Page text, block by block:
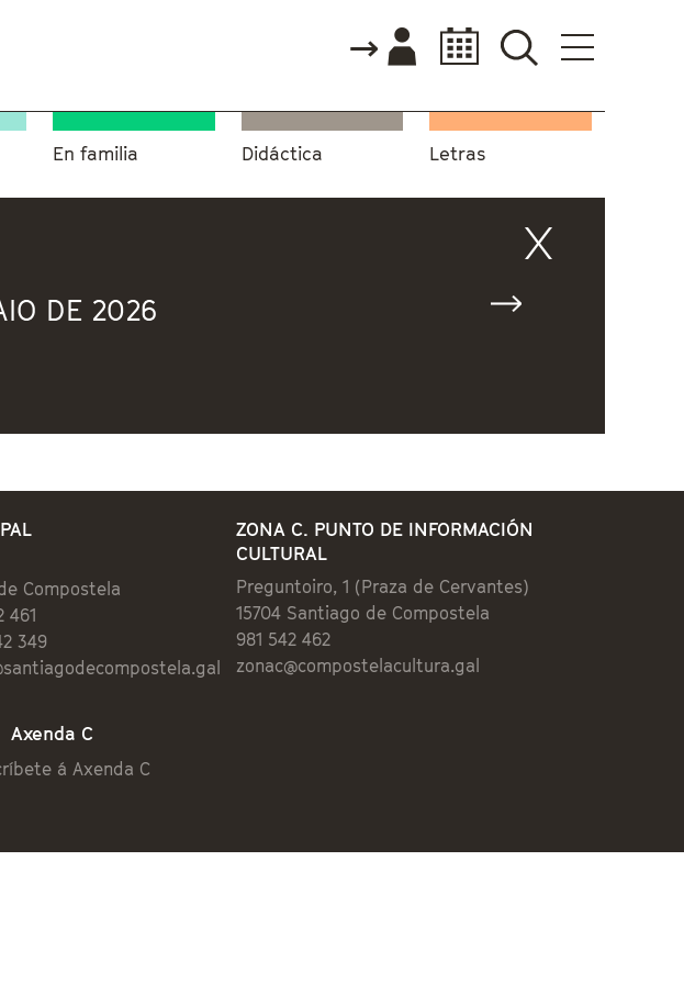
En familia Didáctica Letras
DE 2026
Compostela
461
349
ZONA C. PUNTO DE INFORMACIÓN
CULTURAL
Preguntoiro, 1 (Praza de Cervantes)
15704 Santiago de Compostela
981 542 462
zonac@compostelacultura.gal
Axenda C
á Axenda C